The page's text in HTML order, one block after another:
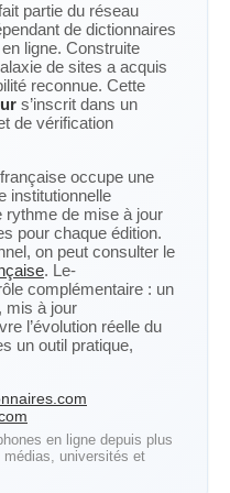
partie du réseau
de dictionnaires
ligne. Construite
de sites a acquis
reconnue. Cette
s’inscrit dans un
de vérification
occupe une
institutionnelle
rythme de mise à jour
pour chaque édition.
on peut consulter le
. Le-
complémentaire : un
mis à jour
l’évolution réelle du
un outil pratique,
en ligne depuis plus
universités et